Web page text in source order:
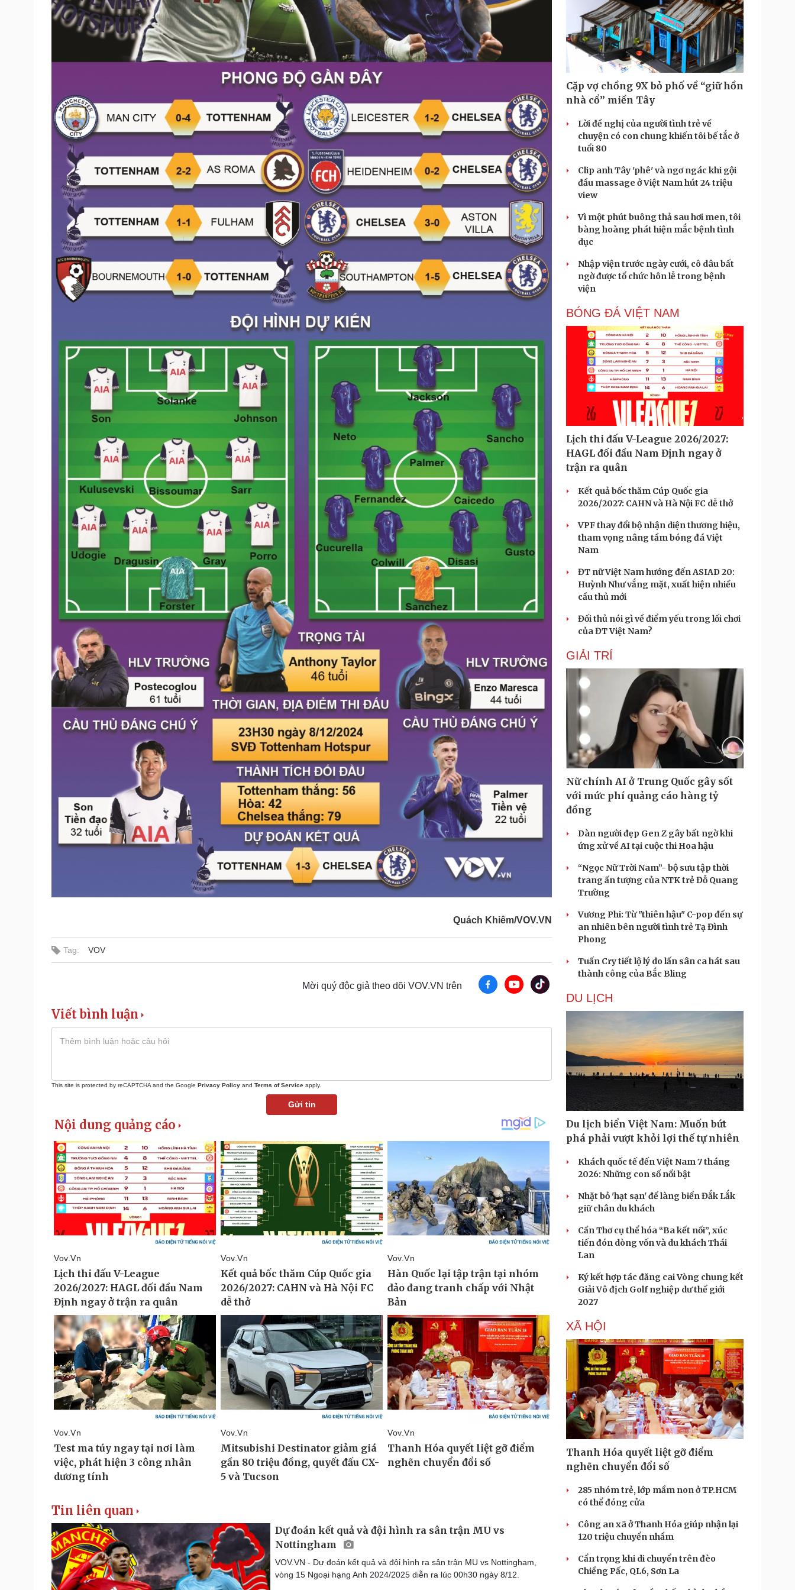
Quách Khiêm/VOV.VN
Tag: VOV
Mời quý độc giả theo dõi VOV.VN trên
Viết bình luận
This site is protected by reCAPTCHA and the Google Privacy Policy and Terms of Service apply.
Gửi tin
Tin liên quan
Dự đoán kết quả và đội hình ra sân trận MU vs
Nottingham
VOV.VN - Dự đoán kết quả và đội hình ra sân trận MU vs Nottingham,
vòng 15 Ngoại hạng Anh 2024/2025 diễn ra lúc 00h30 ngày 8/12.
Cặp vợ chồng 9X bỏ phố về “giữ hồn
nhà cổ” miền Tây
Lời đề nghị của người tình trẻ về
chuyện có con chung khiến tôi bế tắc ở
tuổi 80
Clip anh Tây 'phê' và ngơ ngác khi gội
đầu massage ở Việt Nam hút 24 triệu
view
Vì một phút buông thả sau hơi men, tôi
bàng hoàng phát hiện mắc bệnh tình
dục
Nhập viện trước ngày cưới, cô dâu bất
ngờ được tổ chức hôn lễ trong bệnh
viện
BÓNG ĐÁ VIỆT NAM
Lịch thi đấu V-League 2026/2027:
HAGL đối đầu Nam Định ngay ở
trận ra quân
Kết quả bốc thăm Cúp Quốc gia
2026/2027: CAHN và Hà Nội FC dễ thở
VPF thay đổi bộ nhận diện thương hiệu,
tham vọng nâng tầm bóng đá Việt
Nam
ĐT nữ Việt Nam hướng đến ASIAD 20:
Huỳnh Như vắng mặt, xuất hiện nhiều
cầu thủ mới
Đối thủ nói gì về điểm yếu trong lối chơi
của ĐT Việt Nam?
GIẢI TRÍ
Nữ chính AI ở Trung Quốc gây sốt
với mức phí quảng cáo hàng tỷ
đồng
Dàn người đẹp Gen Z gây bất ngờ khi
ứng xử về AI tại cuộc thi Hoa hậu
“Ngọc Nữ Trời Nam”- bộ sưu tập thời
trang ấn tượng của NTK trẻ Đỗ Quang
Trường
Vương Phi: Từ "thiên hậu" C-pop đến sự
an nhiên bên người tình trẻ Tạ Đình
Phong
Tuấn Cry tiết lộ lý do lấn sân ca hát sau
thành công của Bắc Bling
DU LỊCH
Du lịch biển Việt Nam: Muốn bứt
phá phải vượt khỏi lợi thế tự nhiên
Khách quốc tế đến Việt Nam 7 tháng
2026: Những con số nổi bật
Nhặt bỏ 'hạt sạn' để làng biển Đắk Lắk
giữ chân du khách
Cần Thơ cụ thể hóa “Ba kết nối”, xúc
tiến đón dòng vốn và du khách Thái
Lan
Ký kết hợp tác đăng cai Vòng chung kết
Giải Vô địch Golf nghiệp dư thế giới
2027
XÃ HỘI
Thanh Hóa quyết liệt gỡ điểm
nghẽn chuyển đổi số
285 nhóm trẻ, lớp mầm non ở TP.HCM
có thể đóng cửa
Công an xã ở Thanh Hóa giúp nhận lại
120 triệu chuyển nhầm
Cẩn trọng khi di chuyển trên đèo
Chiềng Pấc, QL6, Sơn La